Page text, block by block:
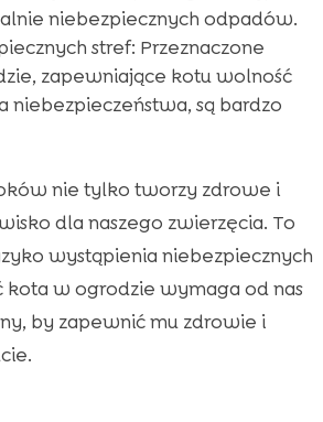
niebezpiecznych odpadów.
stref: Przeznaczone
zapewniające kotu wolność
niebezpieczeństwa, są bardzo
nie tylko tworzy zdrowe i
dla naszego zwierzęcia. To
wystąpienia niebezpiecznych
kota w ogrodzie wymaga od nas
by zapewnić mu zdrowie i